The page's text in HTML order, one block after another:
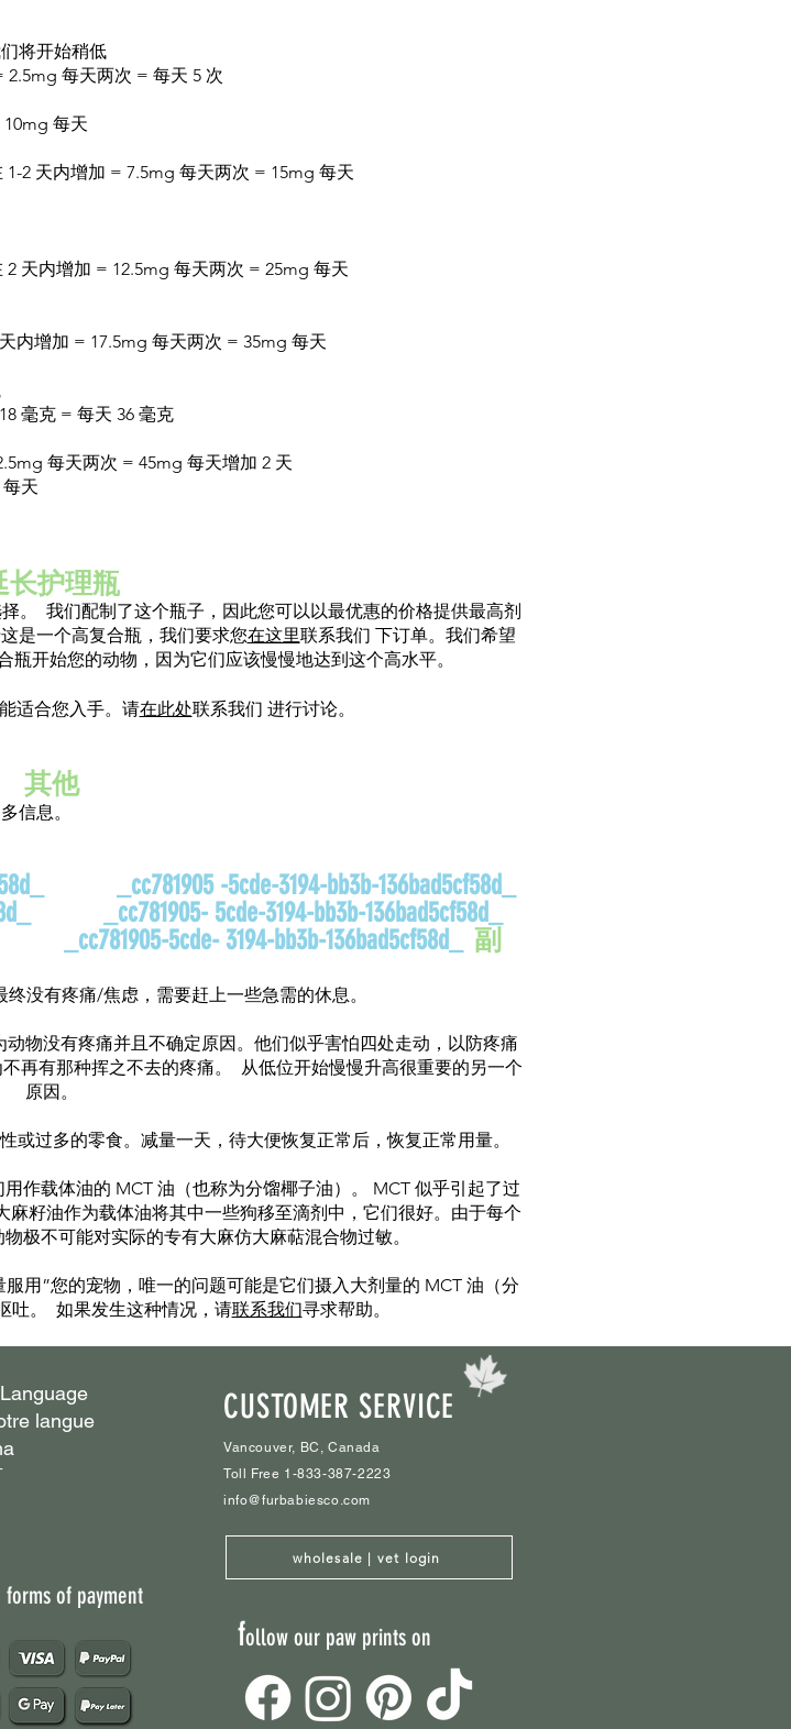
将开始稍低
2.5mg 每天两次 = 每天 5 次
每天
2 天内增加 = 7.5mg 每天两次 = 15mg 每天
天内增加 = 12.5mg 每天两次 = 25mg 每天
内增加 = 17.5mg 每天两次 = 35mg 每天
毫克 = 每天 36 毫克
每天两次 = 45mg 每天增加 2 天
天
长护理瓶
。 我们配制了这个瓶子，因此您可以以最优惠的价格提供最高剂
是一个高复合瓶，我们要求您在这里联系我们 下订单。我们希望
开始您的动物，因为它们应该慢慢地达到这个高水平。
适合您入手。请在此处联系我们 进行讨论。
其他
信息。
_cc781905 -5cde-3194-bb3b-136bad5cf58d_
_cc781905- 5cde-3194-bb3b-136bad5cf58d_
_cc781905-5cde- 3194-bb3b-136bad5cf58d_
副
没有疼痛/焦虑，需要赶上一些急需的休息。
物没有疼痛并且不确定原因。他们似乎害怕四处走动，以防疼痛
再有那种挥之不去的疼痛。 从低位开始慢慢升高很重要的另一个
原因。
过多的零食。减量一天，待大便恢复正常后，恢复正常用量。
作载体油的 MCT 油（也称为分馏椰子油）。 MCT 似乎引起了过
籽油作为载体油将其中一些狗移至滴剂中，它们很好。由于每个
极不可能对实际的专有大麻仿大麻萜混合物过敏。
用”您的宠物，唯一的问题可能是它们摄入大剂量的 MCT 油（分
吐。 如果发生这种情况，请联系我们寻求帮助。
langue
forms of payment
CUSTOMER SERVICE
Vancouver, BC, Canada
Toll Free 1-833-387-2223
info@furbabiesco.com
wholesale | vet login
follow our paw prints on